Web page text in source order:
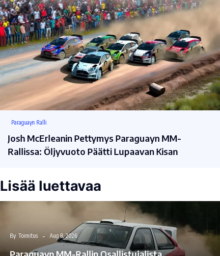
Paraguayn Ralli
Josh McErleanin Pettymys Paraguayn MM-
Rallissa: Öljyvuoto Päätti Lupaavan Kisan
Lisää luettavaa
By Toimitus Aug 8, 2026